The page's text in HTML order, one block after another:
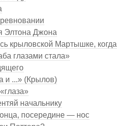
Элтона Джона
крыловской Мартышке, когда
глазами стала»
и ...» (Крылов)
начальнику
посередине — нос